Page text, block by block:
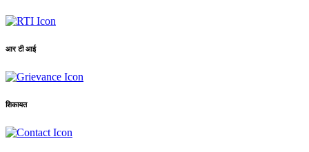
आर टी आई
शिकायत